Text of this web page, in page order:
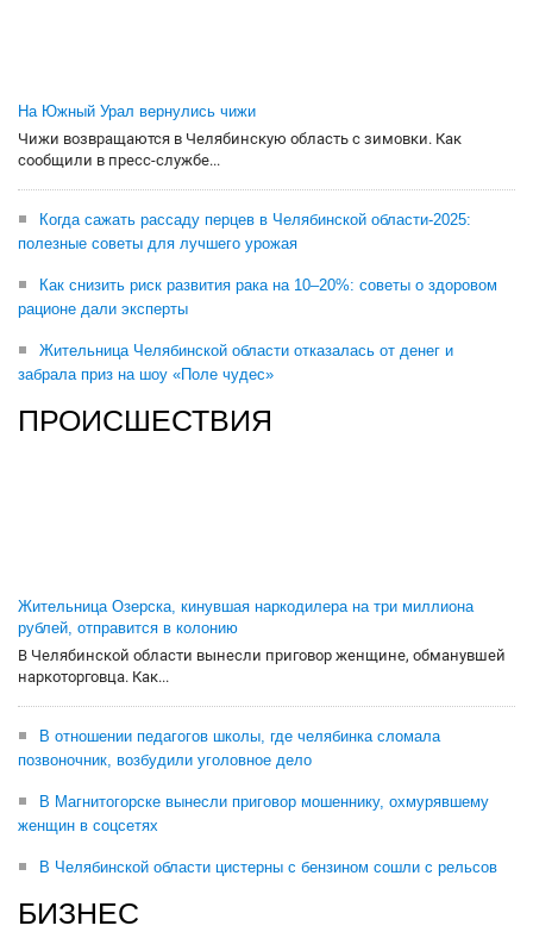
На Южный Урал вернулись чижи
Чижи возвращаются в Челябинскую область с зимовки. Как
сообщили в пресс-службе...
Когда сажать рассаду перцев в Челябинской области-2025:
полезные советы для лучшего урожая
Как снизить риск развития рака на 10–20%: советы о здоровом
рационе дали эксперты
Жительница Челябинской области отказалась от денег и
забрала приз на шоу «Поле чудес»
ПРОИСШЕСТВИЯ
Жительница Озерска, кинувшая наркодилера на три миллиона
рублей, отправится в колонию
В Челябинской области вынесли приговор женщине, обманувшей
наркоторговца. Как...
В отношении педагогов школы, где челябинка сломала
позвоночник, возбудили уголовное дело
В Магнитогорске вынесли приговор мошеннику, охмурявшему
женщин в соцсетях
В Челябинской области цистерны с бензином сошли с рельсов
БИЗНЕС